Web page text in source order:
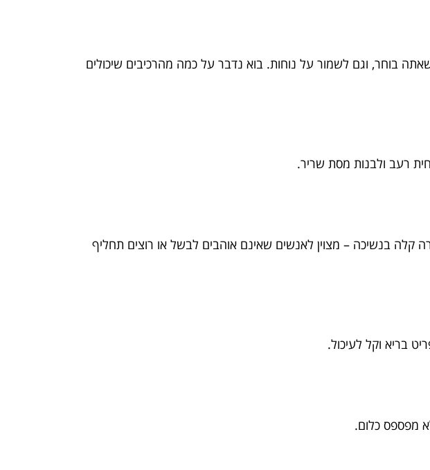
בוחר, וגם לשמור על נוחות. בוא נדבר על כמה מהרכיבים שיכולים
רעב ולבנות מסת שריר.
קלה בנשיכה – מצוין לאנשים שאינם אוהבים לבשל או רוצים תחליף
בריא וקל לעיכול.
מפספס כלום.